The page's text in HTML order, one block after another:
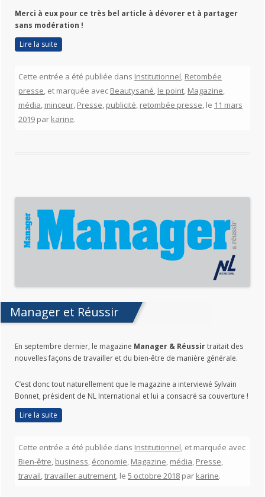
Merci à eux pour ce très bel article à dévorer et à partager
sans modération !
Lire la suite
Cette entrée a été publiée dans Institutionnel, Retombée
presse, et marquée avec Beautysané, le point, Magazine,
média, minceur, Presse, publicité, retombée presse, le 11 mars
2019 par karine.
Manager et Réussir
En septembre dernier, le magazine Manager & Réussirtraitait des
nouvelles façons de travailler et du bien-être de manière générale.
C’est donc tout naturellement que le magazine a interviewé Sylvain
Bonnet, président de NL International et lui a consacré sa couverture !
Lire la suite
Cette entrée a été publiée dans Institutionnel, et marquée avec
Bien-être, business, économie, Magazine, média, Presse,
travail,travailler autrement, le 5 octobre 2018 par karine.